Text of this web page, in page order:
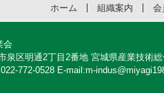
ホーム 組織案内 会
会
泉区明通2丁目2番地 宮城県産業技術
772-0528 E-mail:m-